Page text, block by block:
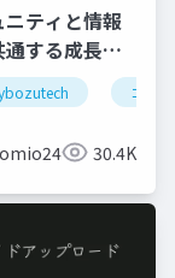
コミュニティ
ティと情報
する成長と
素(2024年版) コミ
30.4K